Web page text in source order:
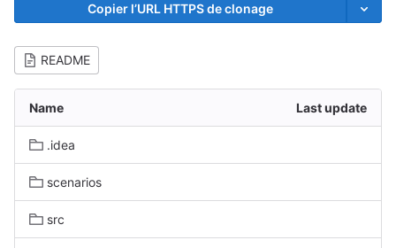
Copier l’URL HTTPS de clonage
README
Name Last update
.idea
scenarios
src